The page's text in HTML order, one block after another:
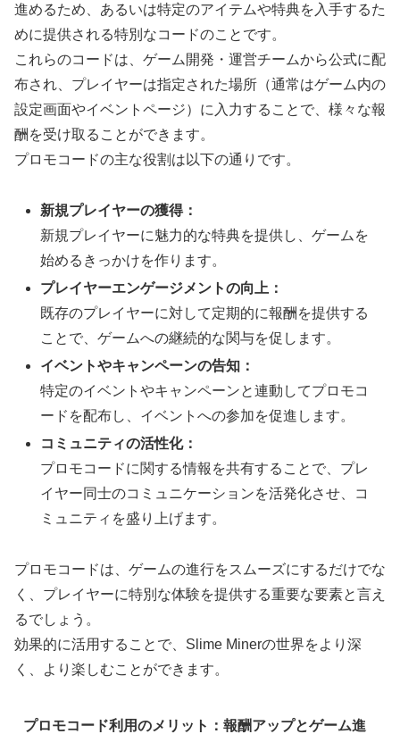
進めるため、あるいは特定のアイテムや特典を入手するた
めに提供される特別なコードのことです。
これらのコードは、ゲーム開発・運営チームから公式に配
布され、プレイヤーは指定された場所（通常はゲーム内の
設定画面やイベントページ）に入力することで、様々な報
酬を受け取ることができます。
プロモコードの主な役割は以下の通りです。
新規プレイヤーの獲得：
新規プレイヤーに魅力的な特典を提供し、ゲームを
始めるきっかけを作ります。
プレイヤーエンゲージメントの向上：
既存のプレイヤーに対して定期的に報酬を提供する
ことで、ゲームへの継続的な関与を促します。
イベントやキャンペーンの告知：
特定のイベントやキャンペーンと連動してプロモコ
ードを配布し、イベントへの参加を促進します。
コミュニティの活性化：
プロモコードに関する情報を共有することで、プレ
イヤー同士のコミュニケーションを活発化させ、コ
ミュニティを盛り上げます。
プロモコードは、ゲームの進行をスムーズにするだけでな
く、プレイヤーに特別な体験を提供する重要な要素と言え
るでしょう。
効果的に活用することで、Slime Minerの世界をより深
く、より楽しむことができます。
プロモコード利用のメリット：報酬アップとゲーム進